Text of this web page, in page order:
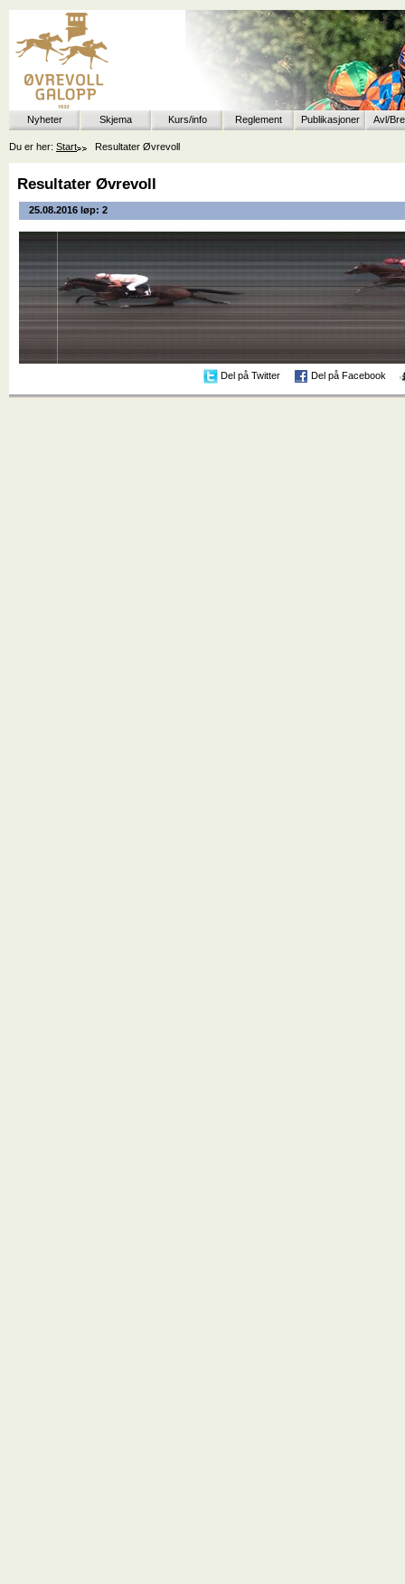
Nyheter Skjema Kurs/info Reglement Publikasjoner Avl/
Du er her: Start Resultater Øvrevoll
Resultater Øvrevoll
25.08.2016 løp: 2
Del på Twitter Del på Facebook